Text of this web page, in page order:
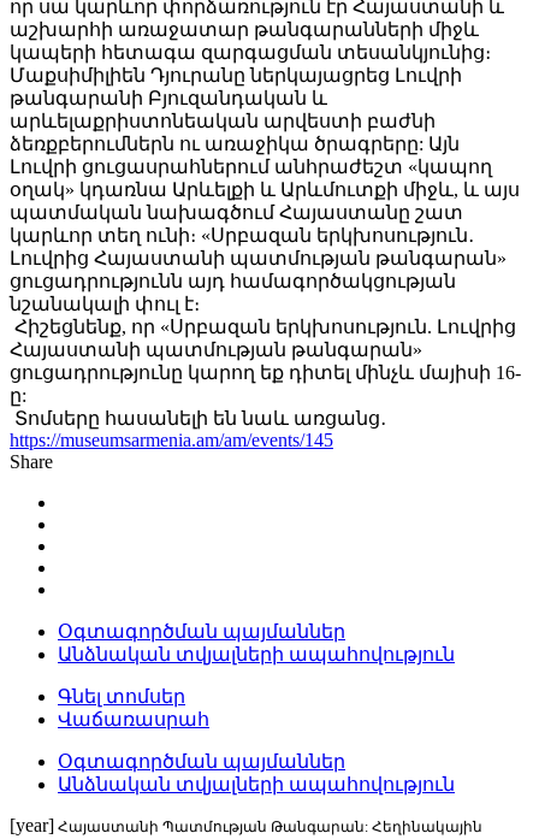
որ սա կարևոր փորձառություն էր Հայաստանի և
աշխարհի առաջատար թանգարանների միջև
կապերի հետագա զարգացման տեսանկյունից։
Մաքսիմիլիեն Դյուրանը ներկայացրեց Լուվրի
թանգարանի Բյուզանդական և
արևելաքրիստոնեական արվեստի բաժնի
ձեռքբերումներն ու առաջիկա ծրագրերը: Այն
Լուվրի ցուցասրահներում անհրաժեշտ «կապող
օղակ» կդառնա Արևելքի և Արևմուտքի միջև, և այս
պատմական նախագծում Հայաստանը շատ
կարևոր տեղ ունի։ «Սրբազան երկխոսություն․
Լուվրից Հայաստանի պատմության թանգարան»
ցուցադրությունն այդ համագործակցության
նշանակալի փուլ է։
Հիշեցնենք, որ «Սրբազան երկխոսություն. Լուվրից
Հայաստանի պատմության թանգարան»
ցուցադրությունը կարող եք դիտել մինչև մայիսի 16-
ը:
Տոմսերը հասանելի են նաև առցանց․
https://museumsarmenia.am/am/events/145
Share
Օգտագործման պայմաններ
Անձնական տվյալների ապահովություն
Գնել տոմսեր
Վաճառասրահ
Օգտագործման պայմաններ
Անձնական տվյալների ապահովություն
[year] Հայաստանի Պատմության Թանգարան: Հեղինակային